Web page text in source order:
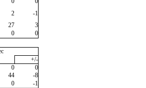
2
-1
27
3
0
0
+/-
0
0
44
-8
0
-1